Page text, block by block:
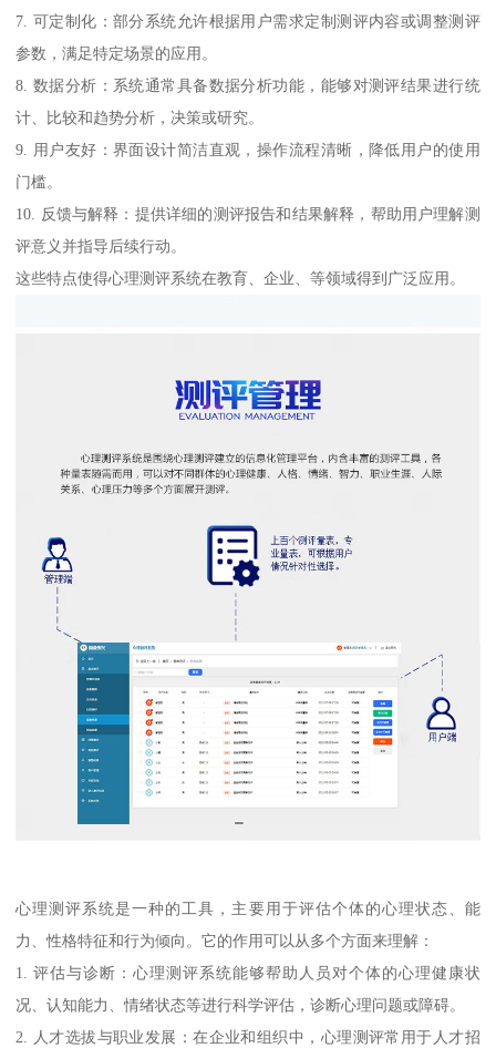
7. 可定制化：部分系统允许根据用户需求定制测评内容或调整测评
参数，满足特定场景的应用。
8. 数据分析：系统通常具备数据分析功能，能够对测评结果进行统
计、比较和趋势分析，决策或研究。
9. 用户友好：界面设计简洁直观，操作流程清晰，降低用户的使用
门槛。
10. 反馈与解释：提供详细的测评报告和结果解释，帮助用户理解测
评意义并指导后续行动。
这些特点使得心理测评系统在教育、企业、等领域得到广泛应用。
心理测评系统是一种的工具，主要用于评估个体的心理状态、能
力、性格特征和行为倾向。它的作用可以从多个方面来理解：
1. 评估与诊断：心理测评系统能够帮助人员对个体的心理健康状
况、认知能力、情绪状态等进行科学评估，诊断心理问题或障碍。
2. 人才选拔与职业发展：在企业和组织中，心理测评常用于人才招